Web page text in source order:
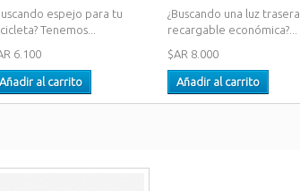
espejo para tu
Tenemos...
6.100
Añadir al carrito
¿Buscando una luz trasera
recargable económica?...
$AR 8.000
Añadir al carrito